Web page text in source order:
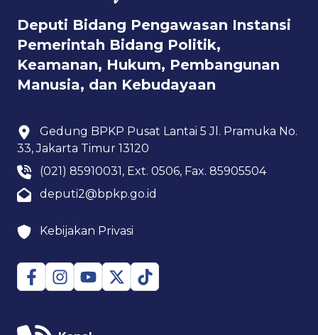
Deputi Bidang Pengawasan Instansi
Pemerintah Bidang Politik,
Keamanan, Hukum, Pembangunan
Manusia, dan Kebudayaan
Gedung BPKP Pusat Lantai 5 Jl. Pramuka No.
33, Jakarta Timur 13120
(021) 85910031, Ext. 0506, Fax. 85905504
deputi2@bpkp.go.id
Kebijakan Privasi